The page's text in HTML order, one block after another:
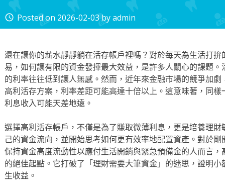
access_time Posted on 2026-02-03byadmin
還在讓你的薪水靜靜躺在活存帳戶裡嗎？對於每天為生活打
易，如何讓有限的資金發揮最大效益，是許多人關心的課題
的利率往往低到讓人無感。然而，近年來金融市場的競爭加
高利活存方案，利率差距可能高達十倍以上。這意味著，同
利息收入可能天差地遠。
選擇高利活存帳戶，不僅是為了賺取微薄利息，更是培養理
己的資金流向，並開始思考如何更有效率地配置資產。對於
保持資金高度流動性以應付生活開銷與緊急預備金的人而言
的絕佳起點。它打破了「理財需要大筆資金」的迷思，證明
生收益。